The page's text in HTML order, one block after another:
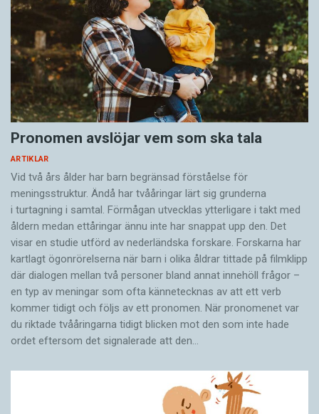
Pronomen avslöjar vem som ska tala
ARTIKLAR
Vid två års ålder har barn begränsad förståelse för
meningsstruktur. Ändå har tvååringar lärt sig grunderna
i turtagning i samtal. Förmågan utvecklas ytterligare i takt med
åldern medan ettåringar ännu inte har snappat upp den. Det
visar en studie utförd av nederländska forskare. Forskarna har
kartlagt ögonrörelserna när barn i olika åldrar tittade på filmklipp
där dialogen mellan två personer bland annat innehöll frågor –
en typ av meningar som ofta kännetecknas av att ett verb
kommer tidigt och följs av ett pronomen. När pronomenet var
du riktade tvååringarna tidigt blicken mot den som inte hade
ordet eftersom det ­signalerade att den…